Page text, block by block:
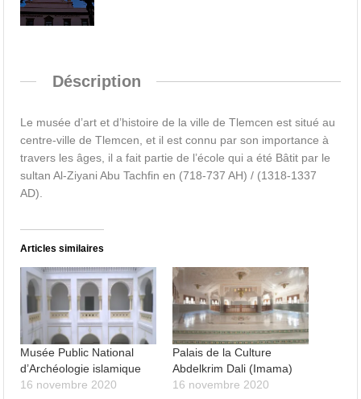
Déscription
Le musée d’art et d’histoire de la ville de Tlemcen est situé au
centre-ville de Tlemcen, et il est connu par son importance à
travers les âges, il a fait partie de l’école qui a été Bâtit par le
sultan Al-Ziyani Abu Tachfin en (718-737 AH) / (1318-1337
AD).
Articles similaires
Musée Public National
d’Archéologie islamique
16 novembre 2020
Palais de la Culture
Abdelkrim Dali (Imama)
16 novembre 2020